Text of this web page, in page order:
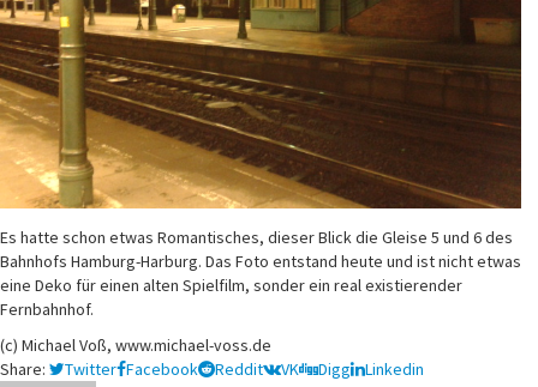
Es hatte schon etwas Romantisches, dieser Blick die Gleise 5 und 6 des
Bahnhofs Hamburg-Harburg. Das Foto entstand heute und ist nicht etwas
eine Deko für einen alten Spielfilm, sonder ein real existierender
Fernbahnhof.
(c) Michael Voß, www.michael-voss.de
Share:
Twitter Facebook Reddit VK Digg Linkedin